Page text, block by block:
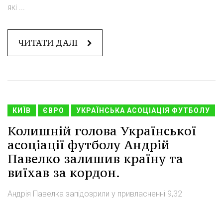
які ...
ЧИТАТИ ДАЛІ
КИЇВ ЄВРО УКРАЇНСЬКА АСОЦІАЦІЯ ФУТБОЛУ
Колишній голова Української
асоціації футболу Андрій
Павелко залишив країну та
виїхав за кордон.
Андрія Павелка запідозрили у привласненні 9,32